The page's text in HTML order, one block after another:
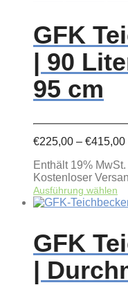
GFK
| 90
95 cm
€225,00 – €415,00
Enthält 19% MwSt.
Kostenloser
Ausführung wählen
GFK
|